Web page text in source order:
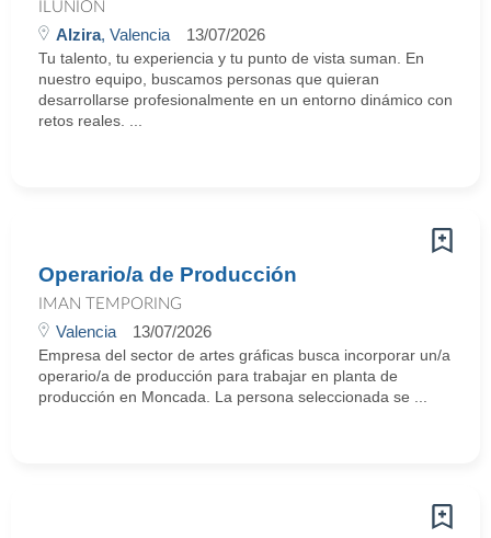
ILUNION
Alzira, Valencia 13/07/2026
Tu talento, tu experiencia y tu punto de vista suman. En
nuestro equipo, buscamos personas que quieran
desarrollarse profesionalmente en un entorno dinámico con
retos reales. ...
Operario/a de Producción
IMAN TEMPORING
Valencia 13/07/2026
Empresa del sector de artes gráficas busca incorporar un/a
operario/a de producción para trabajar en planta de
producción en Moncada. La persona seleccionada se ...